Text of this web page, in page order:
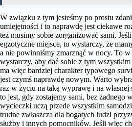
W związku z tym jesteśmy po prostu zdani
umiejętności i to naprawdę jest ciekawe
też musimy sobie zorganizować sami.
egzotyczne miejsce, to wystarczy, że
a nie powinniśmy zmarznąć w nocy. To w
wystarczy, aby dać sobie z tym
ma więc bardziej charakter typowego
jest czymś naprawdę nowym. Warto
raz w życiu na taką wyprawę i na własnej
to jest, gdy zostajemy sami, bez żadnego
wycieczki uczą przede wszystkim
trudne zwłaszcza dla bogatych ludzi
służby i innych pomocników. Jeśli więc